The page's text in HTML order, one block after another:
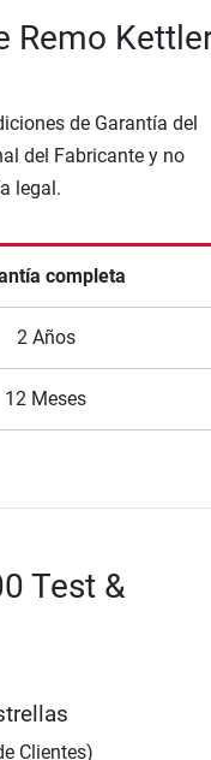
Remo
de Garantía del
del Fabricante y no
legal.
completa
2 Años
12 Meses
Test &
Clientes)